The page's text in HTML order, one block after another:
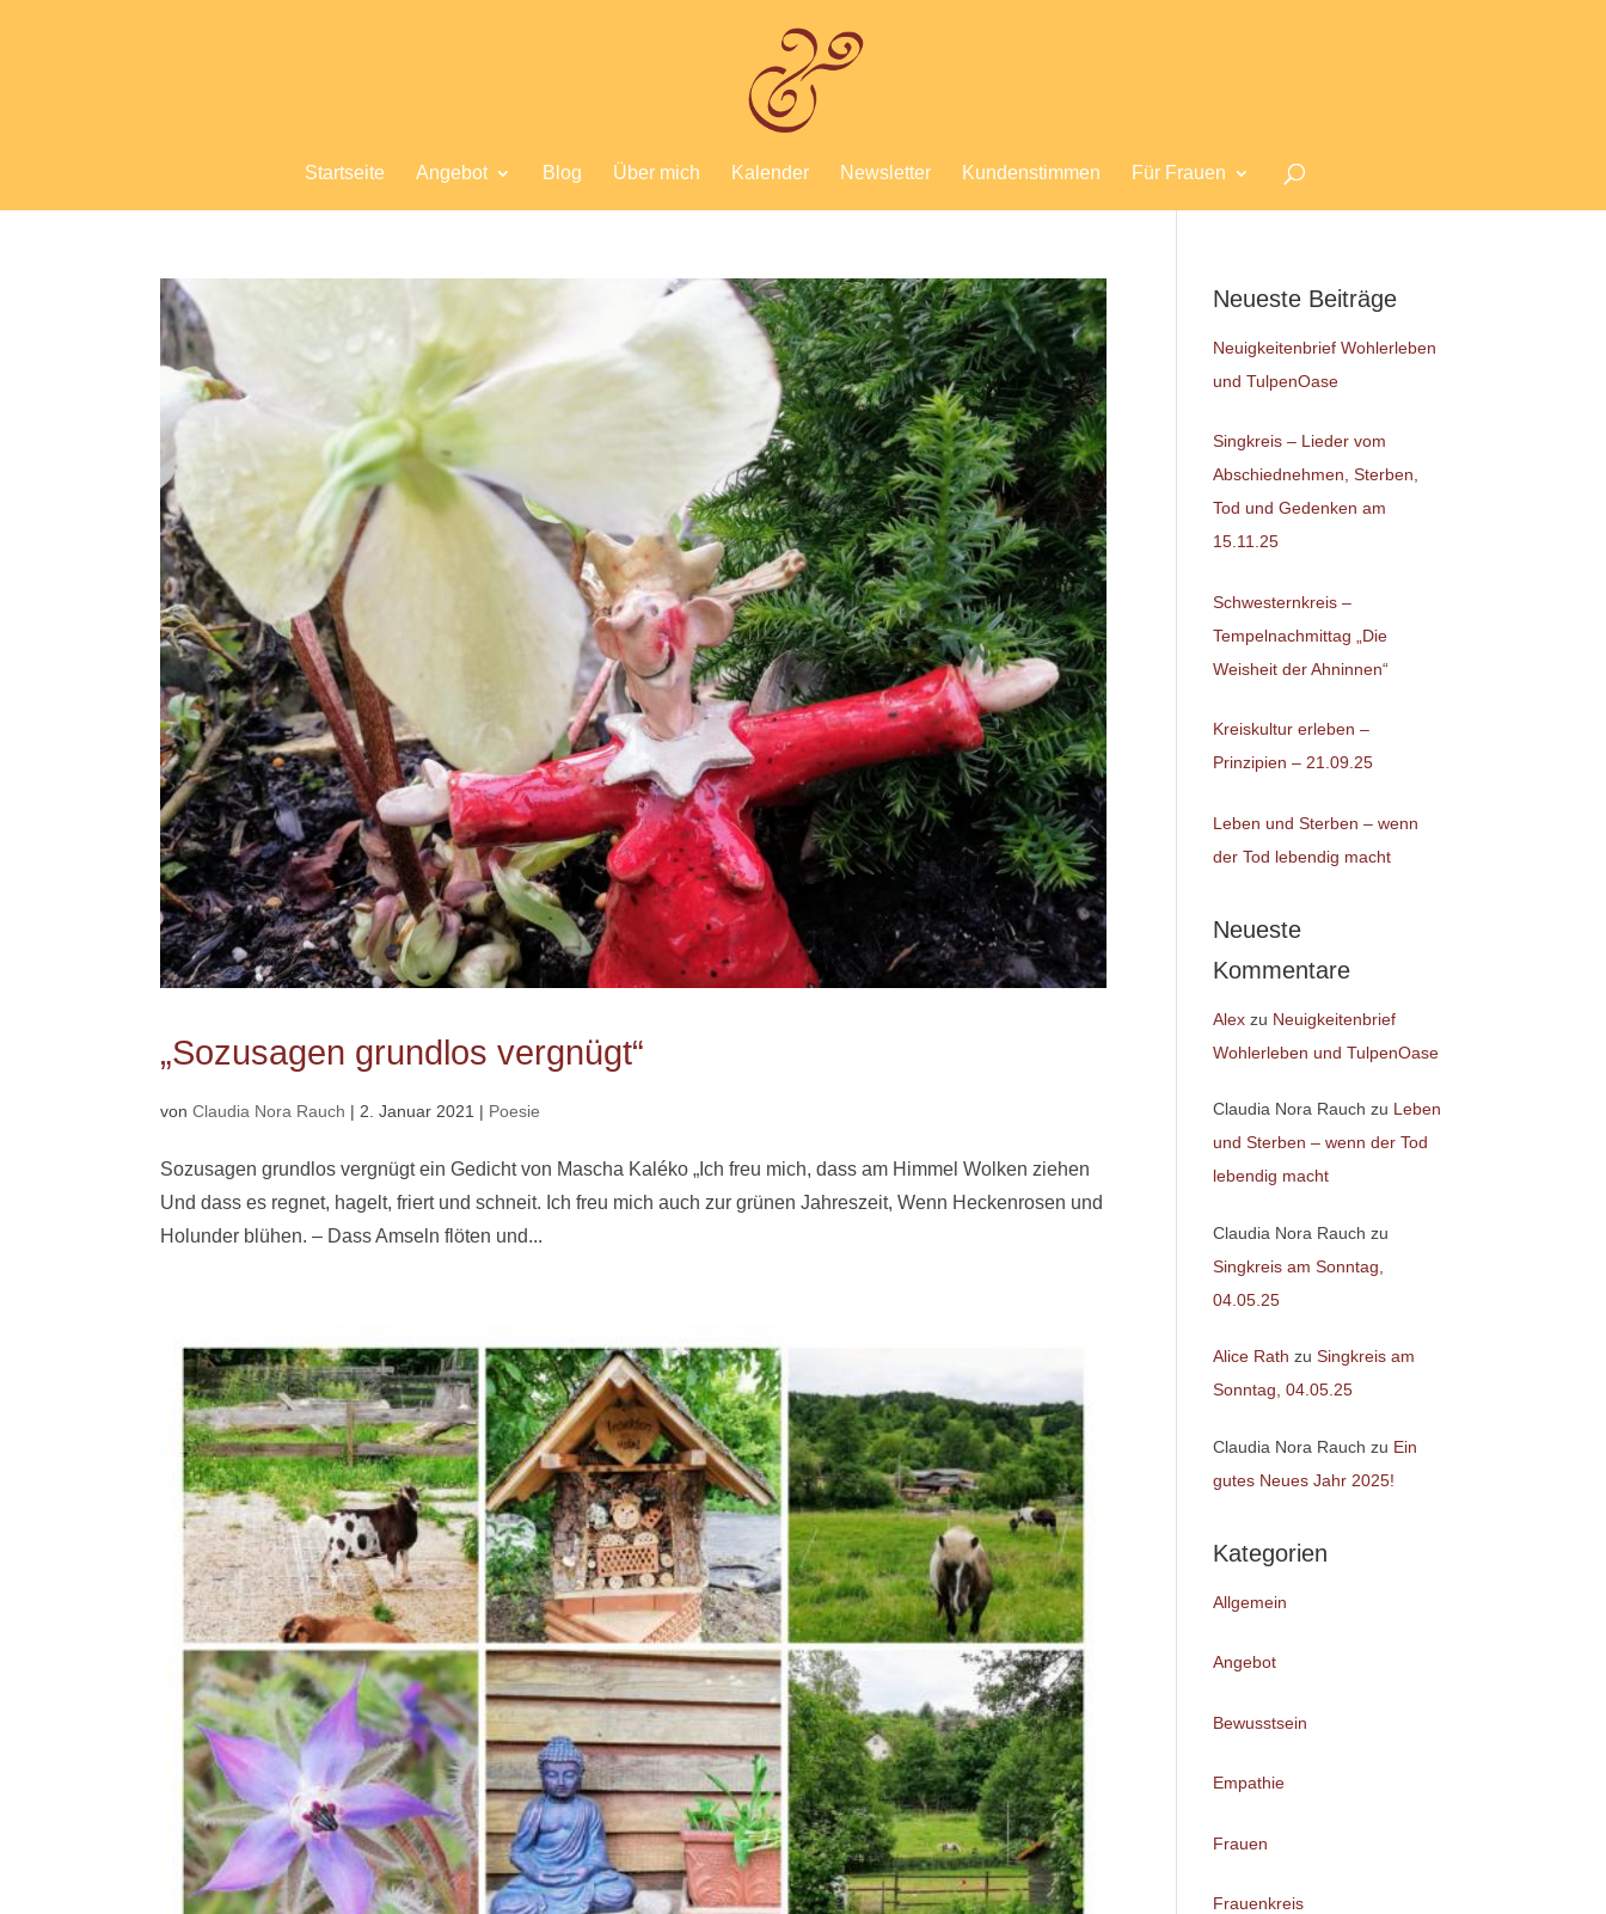
Startseite Angebot Blog Über mich Kalender Newsletter Kundenstimmen Für Frauen
„Sozusagen grundlos vergnügt“
vonClaudia Nora Rauch | 2. Januar 2021 | Poesie
Sozusagen grundlos vergnügt ein Gedicht von Mascha Kaléko „Ich freu mich, dass am Himmel Wolken ziehen
Und dass es regnet, hagelt, friert und schneit. Ich freu mich auch zur grünen Jahreszeit, Wenn Heckenrosen und
Holunder blühen. – Dass Amseln flöten und...
Neueste Beiträge
Neuigkeitenbrief Wohlerleben
und TulpenOase
Singkreis – Lieder vom
Abschiednehmen, Sterben,
Tod und Gedenken am
15.11.25
Schwesternkreis –
Tempelnachmittag „Die
Weisheit der Ahninnen“
Kreiskultur erleben –
Prinzipien – 21.09.25
Leben und Sterben – wenn
der Tod lebendig macht
Neueste
Kommentare
Alex zu Neuigkeitenbrief
Wohlerleben und TulpenOase
Claudia Nora Rauch zu Leben
und Sterben – wenn der Tod
lebendig macht
Claudia Nora Rauch zu
Singkreis am Sonntag,
04.05.25
Alice Rath zuSingkreis am
Sonntag, 04.05.25
Claudia Nora Rauch zu Ein
gutes Neues Jahr 2025!
Kategorien
Allgemein
Angebot
Bewusstsein
Empathie
Frauen
Frauenkreis